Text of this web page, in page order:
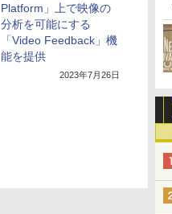
Platform」上で映像の
分析を可能にする
「Video Feedback」機
能を提供
2023年7月26日